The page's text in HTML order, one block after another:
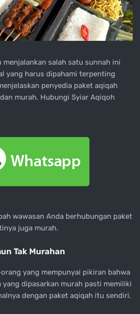
menjalankan salah satu sunnah ini
yang harus dipahami terpenting
penyedia paket aqiqah
murah. Hubungi Syiar Aqiqoh
wawasan Anda berhubungan paket
juga murah.
Tak Murahan
yang mempunyai pikiran bahwa
yang dipasarkan murah pasti memiliki
dengan paket aqiqah itu sendiri.